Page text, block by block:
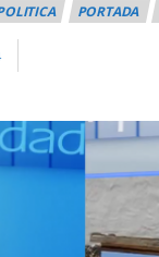
PORTADA